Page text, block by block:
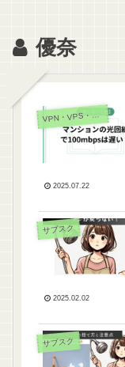
優奈
V PN・VPS・光回線(WiFi)
2025.07.22
サブスク
2025.02.02
サブスク